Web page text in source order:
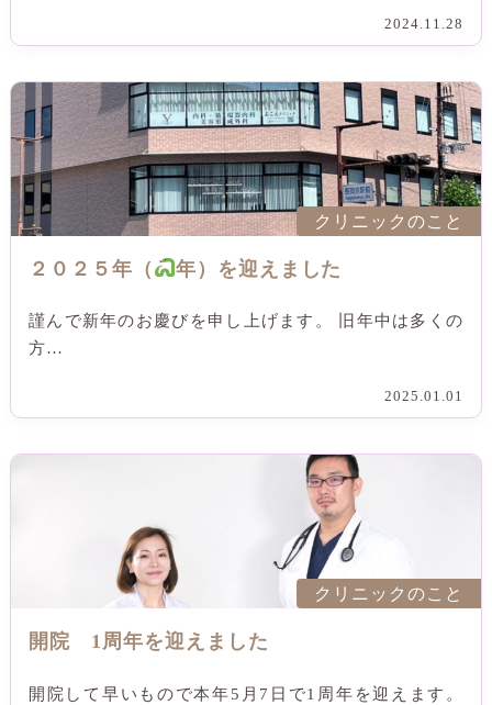
2024.11.28
クリニックのこと
２０２５年（ 年）を迎えました
謹んで新年のお慶びを申し上げます。 旧年中は多くの
方…
2025.01.01
クリニックのこと
開院 1周年を迎えました
開院して早いもので本年5月7日で1周年を迎えます。